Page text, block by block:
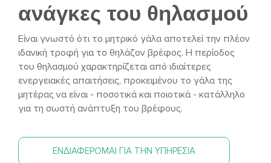
ανάγκες του θηλασμού
Είναι γνωστό ότι το μητρικό γάλα αποτελεί την πλέον
ιδανική τροφή για το θηλάζον βρέφος. Η περίοδος
του θηλασμού χαρακτηρίζεται από ιδιαίτερες
ενεργειακές απαιτήσεις, προκειμένου το γάλα της
μητέρας να είναι - ποσοτικά και ποιοτικά - κατάλληλο
για τη σωστή ανάπτυξη του βρέφους.
ΕΝΔΙΑΦΕΡΟΜΑΙ ΓΙΑ ΤΗΝ ΥΠΗΡΕΣΙΑ